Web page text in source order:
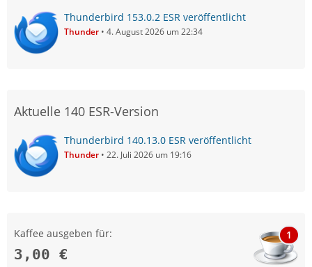
Thunderbird 153.0.2 ESR veröffentlicht
Thunder 4. August 2026 um 22:34
Aktuelle 140 ESR-Version
Thunderbird 140.13.0 ESR veröffentlicht
Thunder 22. Juli 2026 um 19:16
Kaffee ausgeben für:
3,00 €
1